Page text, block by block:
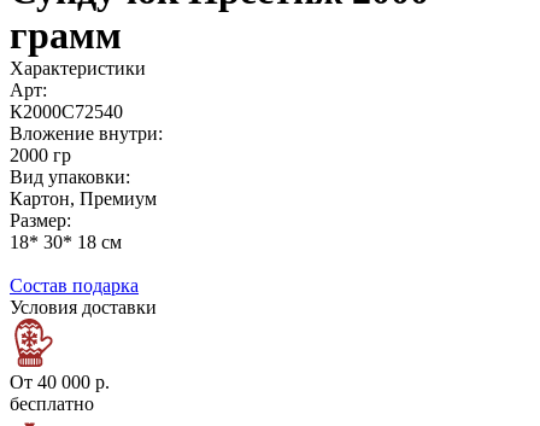
грамм
Характеристики
Арт:
К2000С72540
Вложение внутри:
2000 гр
Вид упаковки:
Картон, Премиум
Размер:
18* 30* 18 см
Состав подарка
Условия доставки
От 40 000 р.
бесплатно